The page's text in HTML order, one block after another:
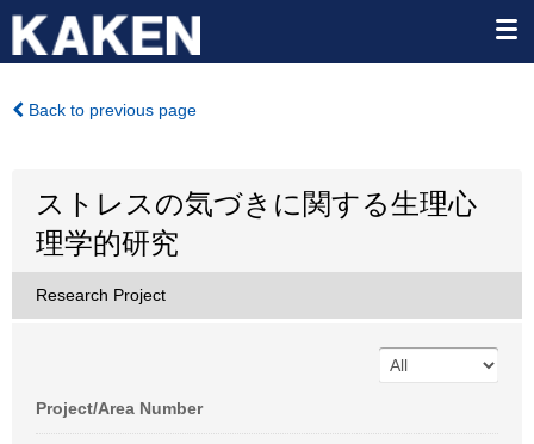
Back to previous page
ストレスの気づきに関する生理心
理学的研究
Research Project
Project/Area Number